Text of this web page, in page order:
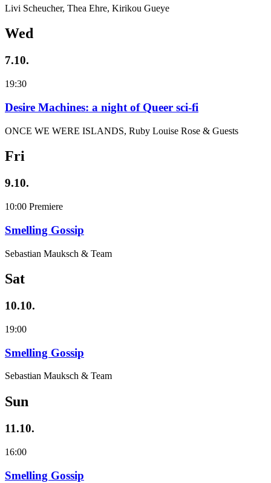
Livi Scheucher, Thea Ehre, Kirikou Gueye
Wed
7.10.
19:30
Desire Machines: a night of Queer sci-fi
ONCE WE WERE ISLANDS, Ruby Louise Rose & Guests
Fri
9.10.
10:00 Premiere
Smelling Gossip
Sebastian Mauksch & Team
Sat
10.10.
19:00
Smelling Gossip
Sebastian Mauksch & Team
Sun
11.10.
16:00
Smelling Gossip